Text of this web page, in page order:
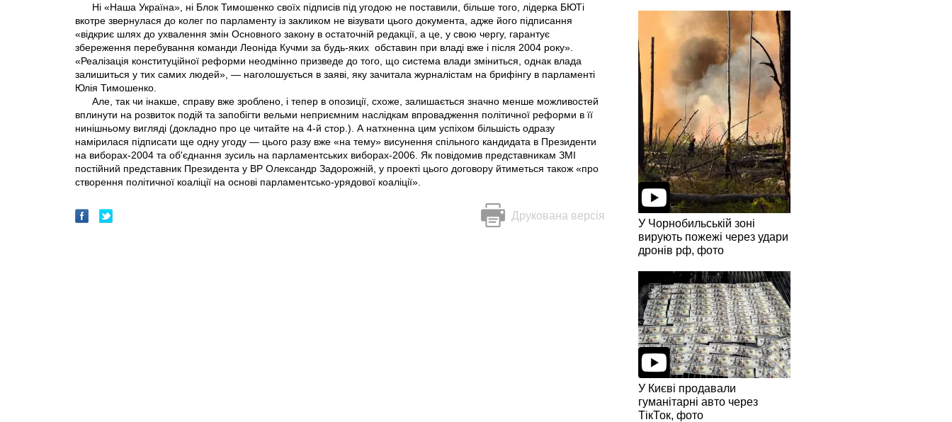
Ні «Наша Україна», ні Блок Тимошенко своїх підписів під угодою не поставили, більше того, лідерка БЮТі
вкотре звернулася до колег по парламенту із закликом не візувати цього документа, адже його підписання
«відкриє шлях до ухвалення змін Основного закону в остаточній редакції, а це, у свою чергу, гарантує
збереження перебування команди Леоніда Кучми за будь-яких обставин при владі вже і після 2004 року».
«Реалізація конституційної реформи неодмінно призведе до того, що система влади змiниться, однак влада
залишиться у тих самих людей», — наголошується в заяві, яку зачитала журналістам на брифінгу в парламенті
Юлія Тимошенко.
Але, так чи інакше, справу вже зроблено, і тепер в опозиції, схоже, залишається значно менше можливостей
вплинути на розвиток подій та запобігти вельми неприємним наслідкам впровадження політичної реформи в її
нинішньому вигляді (докладно про це читайте на 4-й стор.). А натхненна цим успіхом більшість одразу
намірилася підписати ще одну угоду — цього разу вже «на тему» висунення спільного кандидата в Президенти
на виборах-2004 та об'єднання зусиль на парламентських виборах-2006. Як повідомив представникам ЗМІ
постійний представник Президента у ВР Олександр Задорожній, у проекті цього договору йтиметься також «про
створення політичної коаліції на основі парламентсько-урядової коаліції».
Друкована версія
У Чорнобильській зоні
вирують пожежі через удари
дронів рф, фото
У Києві продавали
гуманітарні авто через
ТікТок, фото